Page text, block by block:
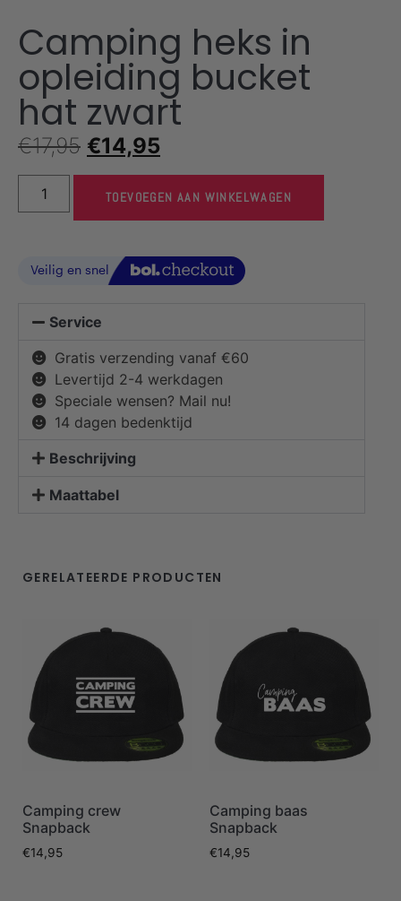
Camping heks in
opleiding bucket
hat zwart
€17,95 €14,95
TOEVOEGEN AAN WINKELWAGEN
Service
Gratis verzending vanaf €60
Levertijd 2-4 werkdagen
Speciale wensen? Mail nu!
14 dagen bedenktijd
Beschrijving
Maattabel
GERELATEERDE PRODUCTEN
Camping crew
Snapback
€14,95
Camping baas
Snapback
€14,95